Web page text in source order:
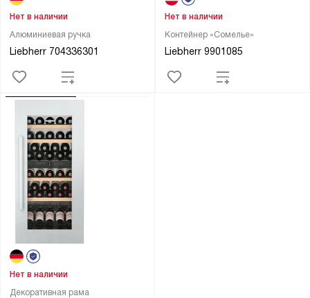
Алюминиевая ручка
Liebherr 704336301
Нет в наличии
Контейнер «Сомелье»
Liebherr 9901085
Нет в наличии
Декоративная рама
Нет в наличии